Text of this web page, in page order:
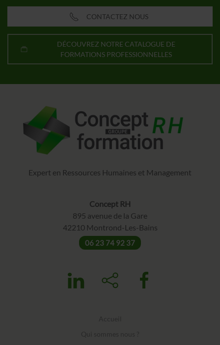
CONTACTEZ NOUS
DÉCOUVREZ NOTRE CATALOGUE DE
FORMATIONS PROFESSIONNELLES
Expert en Ressources Humaines et Management
Concept RH
895 avenue de la Gare
42210 Montrond-Les-Bains
06 23 74 92 37